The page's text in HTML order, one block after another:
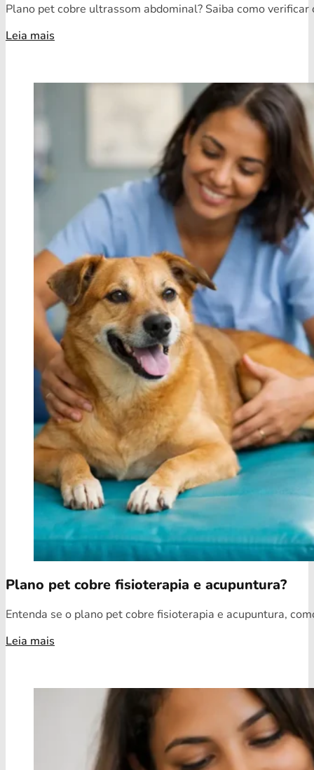
Plano pet cobre ultrassom abdominal? Saiba como
Leia mais
Plano pet cobre fisioterapia e acupuntura?
Entenda se o plano pet cobre fisioterapia e acupuntura,
Leia mais